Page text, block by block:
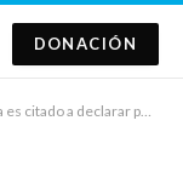
DONACIÓN
a declarar por el MP